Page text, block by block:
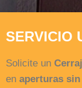
SERVICIO
Solicite un
en aperturas